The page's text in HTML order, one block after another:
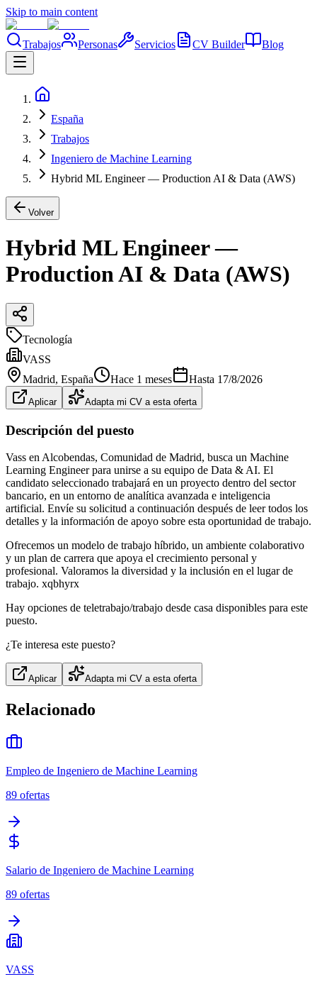
Skip to main content
Trabajos Personas Servicios CV Builder Blog
España
Trabajos
Ingeniero de Machine Learning
Hybrid ML Engineer — Production AI & Data (AWS)
Volver
Hybrid ML Engineer —
Production AI & Data (AWS)
Tecnología
VASS
Madrid, España Hace 1 meses Hasta 17/8/2026
Aplicar Adapta mi CV a esta oferta
Descripción del puesto
Vass en Alcobendas, Comunidad de Madrid, busca un Machine
Learning Engineer para unirse a su equipo de Data & AI. El
candidato seleccionado trabajará en un proyecto dentro del sector
bancario, en un entorno de analítica avanzada e inteligencia
artificial. Envíe su solicitud a continuación después de leer todos los
detalles y la información de apoyo sobre esta oportunidad de trabajo.
Ofrecemos un modelo de trabajo híbrido, un ambiente colaborativo
y un plan de carrera que apoya el crecimiento personal y
profesional. Valoramos la diversidad y la inclusión en el lugar de
trabajo. xqbhyrx
Hay opciones de teletrabajo/trabajo desde casa disponibles para este
puesto.
¿Te interesa este puesto?
Aplicar Adapta mi CV a esta oferta
Relacionado
Empleo de Ingeniero de Machine Learning
89 ofertas
Salario de Ingeniero de Machine Learning
89 ofertas
VASS